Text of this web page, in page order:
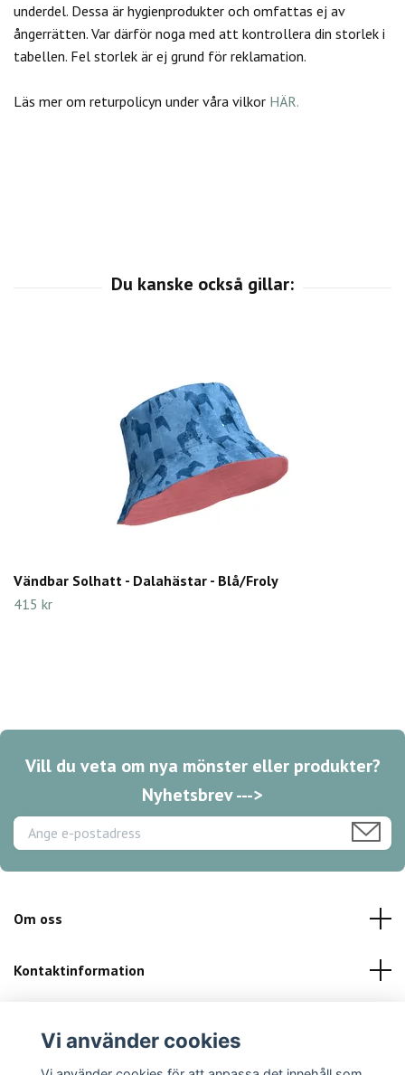
underdel. Dessa är hygienprodukter och omfattas ej av
ångerrätten. Var därför noga med att kontrollera din storlek i
tabellen. Fel storlek är ej grund för reklamation.
Läs mer om returpolicyn under våra vilkor HÄR.
Vändbar Solhatt - Dalahästar - Blå/Froly
415 kr
Vill du veta om nya mönster eller produkter?
Nyhetsbrev --->
Om oss
Kontaktinformation
Vi använder cookies